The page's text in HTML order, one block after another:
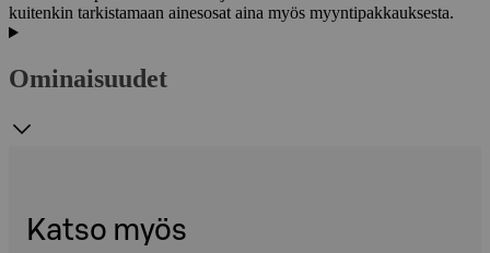
kuitenkin tarkistamaan ainesosat aina myös myyntipakkauksesta.
Ominaisuudet
Katso myös